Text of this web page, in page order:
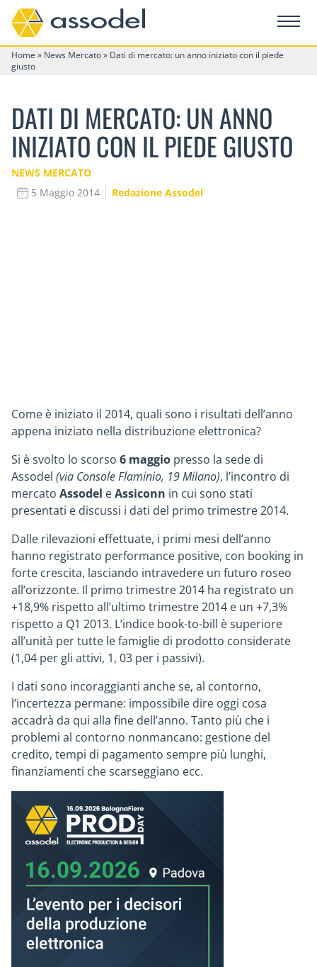
Home » News Mercato» Dati di mercato: un anno iniziato con il piede
giusto
DATI DI MERCATO: UN ANNO
INIZIATO CON IL PIEDE GIUSTO
NEWS MERCATO
5 Maggio 2014
Redazione Assodel
Come è iniziato il 2014, quali sono i risultati dell’anno
appena iniziato nella distribuzione elettronica?
Si è svolto lo scorso 6 maggio presso la sede di
Assodel (via Console Flaminio, 19 Milano), l’incontro di
mercato Assodel eAssiconn in cui sono stati
presentati e discussi i dati del primo trimestre 2014.
Dalle rilevazioni effettuate, i primi mesi dell’anno
hanno registrato performance positive, con booking in
forte crescita, lasciando intravedere un futuro roseo
all’orizzonte. Il primo trimestre 2014 ha registrato un
+18,9% rispetto all’ultimo trimestre 2014 e un +7,3%
rispetto a Q1 2013. L’indice book-to-bill è superiore
all’unità per tutte le famiglie di prodotto considerate
(1,04 per gli attivi, 1, 03 per i passivi).
I dati sono incoraggianti anche se, al contorno,
l’incertezza permane: impossibile dire oggi cosa
accadrà da qui alla fine dell’anno. Tanto più che i
problemi al contorno nonmancano: gestione del
credito, tempi di pagamento sempre più lunghi,
finanziamenti che scarseggiano ecc.